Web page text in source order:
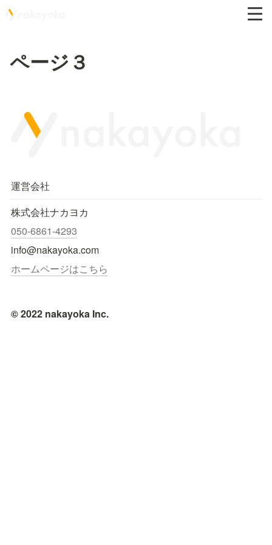
ページ３
運営会社
株式会社ナカヨカ
050-6861-4293
info@nakayoka.com
ホームページはこちら
© 2022 nakayoka Inc.